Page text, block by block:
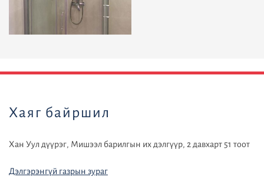
Хаяг байршил
Хан Уул дүүрэг, Мишээл барилгын их дэлгүүр, 2 давхарт 51 тоот
Дэлгэрэнгүй газрын зураг